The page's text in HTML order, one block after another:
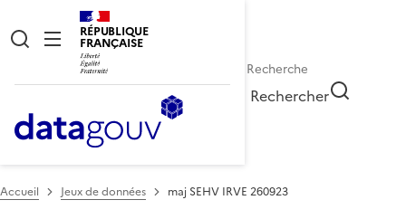
RÉPUBLIQUE
FRANÇAISE
Rechercher
Accueil Jeux de données maj SEHV IRVE 260923